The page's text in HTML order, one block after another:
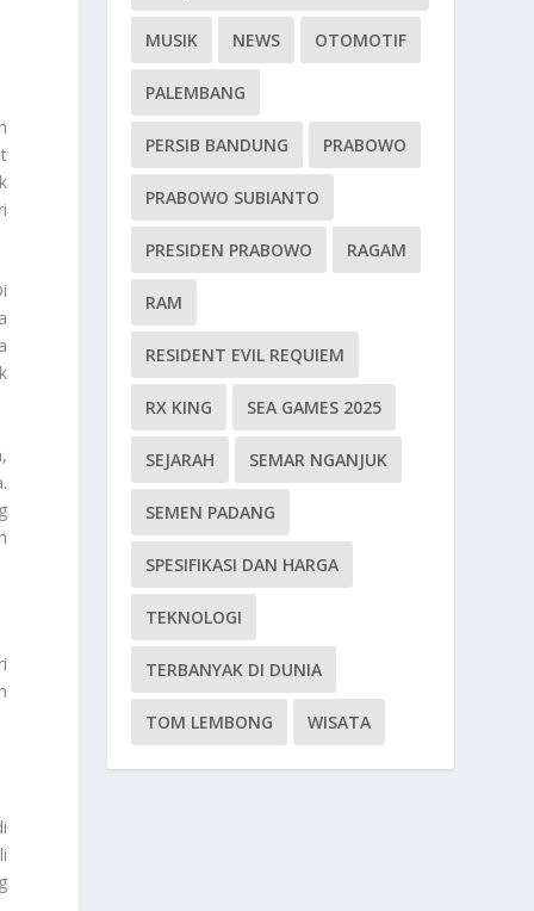
MUSIK NEWS OTOMOTIF
PALEMBANG
PERSIB BANDUNG PRABOWO
PRABOWO SUBIANTO
PRESIDEN PRABOWO RAGAM
RAM
RESIDENT EVIL REQUIEM
RX KING SEA GAMES 2025
SEJARAH SEMAR NGANJUK
SEMEN PADANG
SPESIFIKASI DAN HARGA
TEKNOLOGI
TERBANYAK DI DUNIA
TOM LEMBONG WISATA